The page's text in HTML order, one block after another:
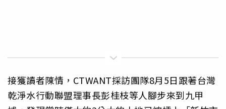
接獲讀者陳情，CTWANT採訪團隊8月5日跟著台灣
乾淨水行動聯盟理事長彭桂枝等人腳步來到九甲